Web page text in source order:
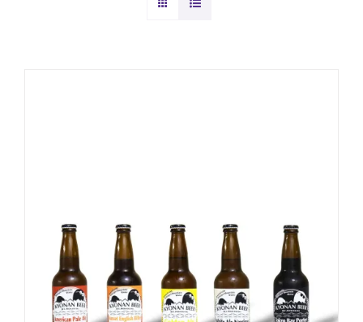
お買い物カゴに追加
詳細